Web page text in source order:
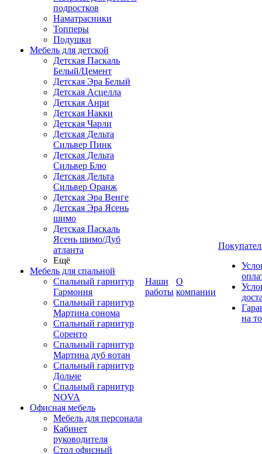
подростков
Наматрасники
Топперы
Подушки
Мебель для детской
Детская Паскаль
Белый/Цемент
Детская Эра Белый
Детская Асцелла
Детская Анри
Детская Накки
Детская Чарли
Детская Дельта
Сильвер Пинк
Детская Дельта
Сильвер Блю
Детская Дельта
Сильвер Оранж
Детская Эра Венге
Детская Эра Ясень
шимо
Детская Паскаль
Ясень шимо/Дуб
атланта
Ещё
Мебель для спальной
Спальный гарнитур
Гармония
Спальный гарнитур
Мартина сонома
Спальный гарнитур
Соренто
Спальный гарнитур
Мартина дуб вотан
Спальный гарнитур
Дольче
Спальный гарнитур
NOVA
Офисная мебель
Мебель для персонала
Кабинет
руководителя
Стол офисный
Наши
работы
О
компании
на